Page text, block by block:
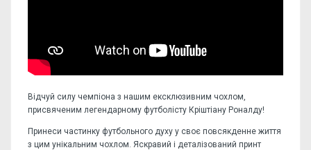
Відчуй силу чемпіона з нашим ексклюзивним чохлом,
присвяченим легендарному футболісту Кріштіану Роналду!
Принеси частинку футбольного духу у своє повсякденне життя
з цим унікальним чохлом. Яскравий і деталізований принт